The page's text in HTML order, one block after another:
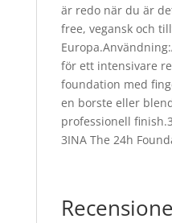
är redo när du är
free, vegansk och
för ett intensivare
foundation med
en borste eller
professionell
3INA The 24h